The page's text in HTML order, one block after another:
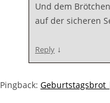
Und dem
auf der sicheren
Reply ↓
Pingback: